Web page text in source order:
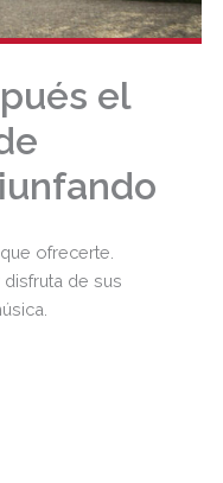
el
ofrecerte.
de sus